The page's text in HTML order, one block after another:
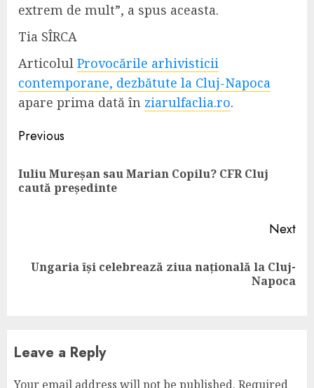
extrem de mult”, a spus aceasta.
Tia SÎRCA
Articolul Provocările arhivisticii
contemporane, dezbătute la Cluj-Napoca
apare prima dată în ziarulfaclia.ro.
Continue
Reading
Previous
Iuliu Mureșan sau Marian Copilu? CFR Cluj
caută președinte
Next
Next
Ungaria își celebrează ziua națională la Cluj-
Napoca
Leave a Reply
Your email address will not be published. Required